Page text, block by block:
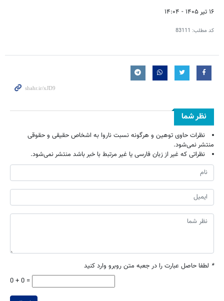
۱۶ تیر ۱۴۰۵ - ۱۴:۰۴
کد مطلب: 83111
نظر شما
نظرات حاوی توهین و هرگونه نسبت ناروا به اشخاص حقیقی و حقوقی
منتشر نمی‌شود.
نظراتی که غیر از زبان فارسی یا غیر مرتبط با خبر باشد منتشر نمی‌شود.
* لطفا حاصل عبارت را در جعبه متن روبرو وارد کنید
0 + 0 =